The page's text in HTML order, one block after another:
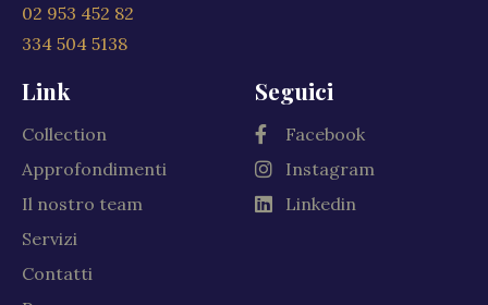
02 953 452 82
334 504 5138
Link
Collection
Approfondimenti
Il nostro team
Servizi
Contatti
Seguici
Facebook
Instagram
Linkedin